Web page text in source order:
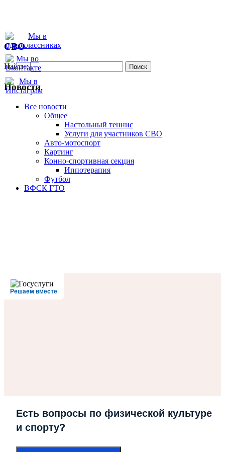
СВО
Найти:
Новости
Все новости
Oбщее
Настольный теннис
Услуги для участников СВО
Авто-мотоспорт
Картинг
Конно-спортивная секция
Иппотерапия
Футбол
ВФСК ГТО
Решаем вместе
Есть вопросы по физической культуре
и спорту?